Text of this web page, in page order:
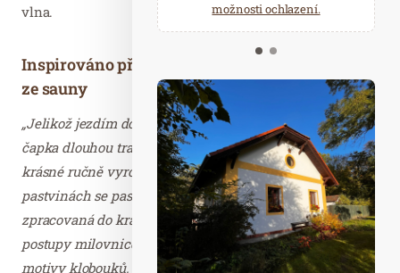
vlna.
Inspirováno přírodou a jejími dary pro radost
ze sauny
„Jelikož jezdím do severských zemí, kde má saunová
čapka dlouhou tradici a je velmi oblíbená, přivážím vám
krásné ručně vyrobené skvosty. Na prostorných
pastvinách se pasou ovečky a jejich vlna je ručně
zpracovaná do krásných klobouků. Dělají to tradičními
postupy milovnice sauny. A přírodní prostředí odráží i
motivy klobouků. Jednou je to voda, podruhé květy a
možnosti ochlazení.
Mariánských Lázní.